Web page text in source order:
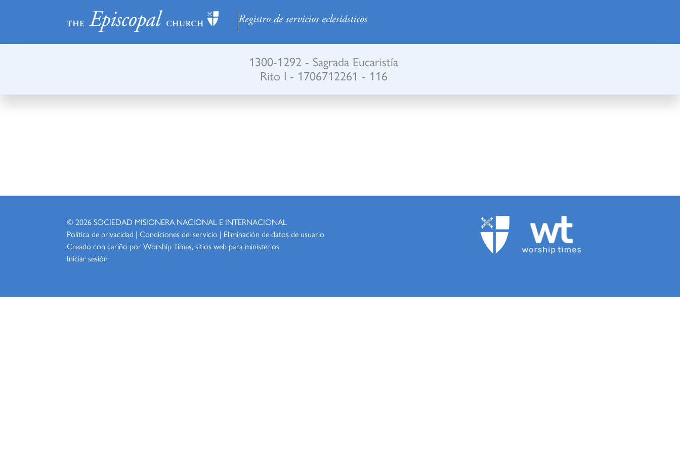
Registro de servicios eclesiásticos
1300-1292 - Sagrada Eucaristía
Rito I - 1706712261 - 116
© 2026SOCIEDAD MISIONERA NACIONAL E INTERNACIONAL
Política de privacidad | Condiciones del servicio | Eliminación de datos de usuario
Creado con cariño por WorshipTimes, sitios web para ministerios
Iniciar sesión